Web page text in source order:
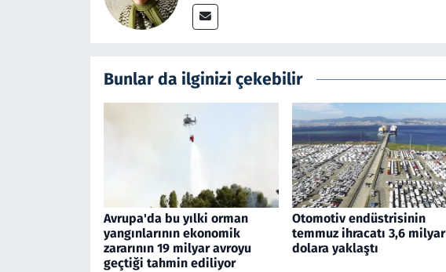
Bunlar da ilginizi çekebilir
Avrupa'da bu yılki orman
yangınlarının ekonomik
zararının 19 milyar avroyu
geçtiği tahmin ediliyor
Otomotiv endüstrisinin
temmuz ihracatı 3,6 milyar
dolara yaklaştı